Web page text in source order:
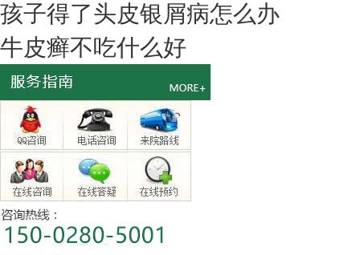
孩子得了头皮银屑病怎么办
牛皮癣不吃什么好